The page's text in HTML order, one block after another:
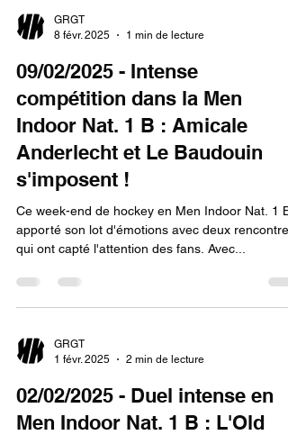
GRGT
8 févr. 2025
1 min de lecture
09/02/2025 - Intense
compétition dans la Men
Indoor Nat. 1 B : Amicale
Anderlecht et Le Baudouin
s'imposent !
Ce week-end de hockey en Men Indoor Nat. 1 B
apporté son lot d'émotions avec deux rencontres
qui ont capté l'attention des fans. Avec...
GRGT
1 févr. 2025
2 min de lecture
02/02/2025 - Duel intense en
Men Indoor Nat. 1 B : L'Old